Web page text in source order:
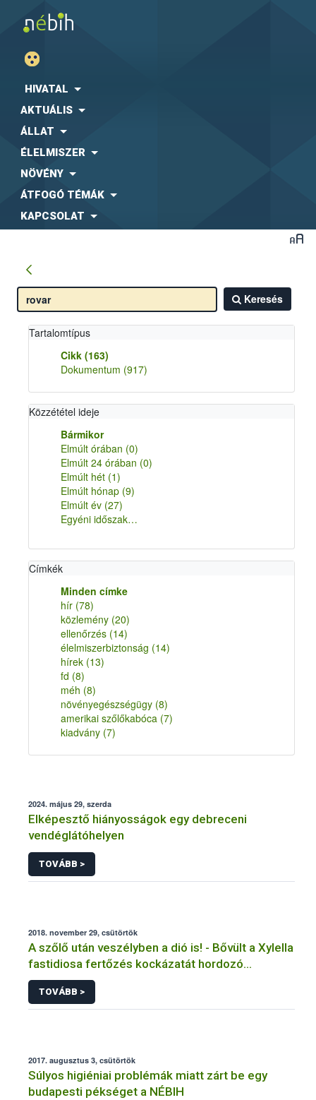
HIVATAL
AKTUÁLIS
ÁLLAT
ÉLELMISZER
NÖVÉNY
ÁTFOGÓ TÉMÁK
KAPCSOLAT
Keresés
Tartalomtípus
Cikk (163)
Dokumentum (917)
Közzététel ideje
Bármikor
Elmúlt órában (0)
Elmúlt 24 órában (0)
Elmúlt hét (1)
Elmúlt hónap (9)
Elmúlt év (27)
Egyéni időszak…
Címkék
Minden címke
hír (78)
közlemény (20)
ellenőrzés (14)
élelmiszerbiztonság (14)
hírek (13)
fd (8)
méh (8)
növényegészségügy (8)
amerikai szőlőkabóca (7)
kiadvány (7)
2024. május 29, szerda
Elképesztő hiányosságok egy debreceni
vendéglátóhelyen
TOVÁBB >
2018. november 29, csütörtök
A szőlő után veszélyben a dió is! - Bővült a Xylella
fastidiosa fertőzés kockázatát hordozó
növények listája
TOVÁBB >
2017. augusztus 3, csütörtök
Súlyos higiéniai problémák miatt zárt be egy
budapesti pékséget a NÉBIH